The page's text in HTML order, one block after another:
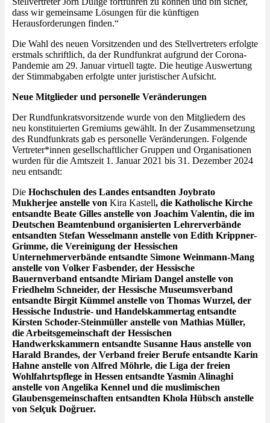
dass wir gemeinsame Lösungen für die künftigen
Herausforderungen finden.“
Die Wahl des neuen Vorsitzenden und des Stellvertreters erfolgte
erstmals schriftlich, da der Rundfunkrat aufgrund der Corona-
Pandemie am 29. Januar virtuell tagte. Die heutige Auswertung
der Stimmabgaben erfolgte unter juristischer Aufsicht.
Neue Mitglieder und personelle Veränderungen
Der Rundfunkratsvorsitzende wurde von den Mitgliedern des
neu konstituierten Gremiums gewählt. In der Zusammensetzung
des Rundfunkrats gab es personelle Veränderungen. Folgende
Vertreter*innen gesellschaftlicher Gruppen und Organisationen
wurden für die Amtszeit 1. Januar 2021 bis 31. Dezember 2024
neu entsandt:
Die Hochschulen des Landes entsandten Joybrato
Mukherjee anstelle von Kira Kastell, die Katholische Kirche
entsandte Beate Gilles anstelle von Joachim Valentin, die im
Deutschen Beamtenbund organisierten Lehrerverbände
entsandten Stefan Wesselmann anstelle von Edith Krippner-
Grimme, die Vereinigung der Hessischen
Unternehmerverbände entsandte Simone Weinmann-Mang
anstelle von Volker Fasbender, der Hessische
Bauernverband entsandte Miriam Dangel anstelle von
Friedhelm Schneider, der Hessische Museumsverband
entsandte Birgit Kümmel anstelle von Thomas Wurzel, der
Hessische Industrie- und Handelskammertag entsandte
Kirsten Schoder-Steinmüller anstelle von Mathias Müller,
die Arbeitsgemeinschaft der Hessischen
Handwerkskammern entsandte Susanne Haus anstelle von
Harald Brandes, der Verband freier Berufe entsandte Karin
Hahne anstelle von Alfred Möhrle, die Liga der freien
Wohlfahrtspflege in Hessen entsandteYasmin Alinaghi
anstelle von Angelika Kennel und die muslimischen
Glaubensgemeinschaften entsandten Khola Hübsch anstelle
von Selçuk Doğruer.